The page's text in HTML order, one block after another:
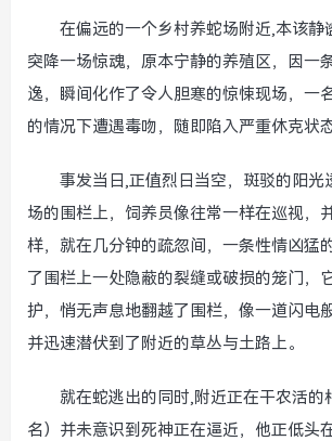
在偏远的一个乡村养蛇场附近,本该静
突降一场惊魂，原本宁静的养殖区，因一
逸，瞬间化作了令人胆寒的惊悚现场，一
的情况下遭遇毒吻，随即陷入严重休克状
事发当日,正值烈日当空，斑驳的阳光
场的围栏上，饲养员像往常一样在巡视，
样，就在几分钟的疏忽间，一条性情凶猛
了围栏上一处隐蔽的裂缝或破损的笼门，
护，悄无声息地翻越了围栏，像一道闪电
并迅速潜伏到了附近的草丛与土路上。
就在蛇逃出的同时,附近正在干农活的
名）并未意识到死神正在逼近，他正低头